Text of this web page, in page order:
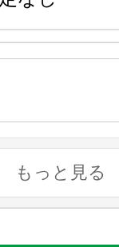
もっと見る